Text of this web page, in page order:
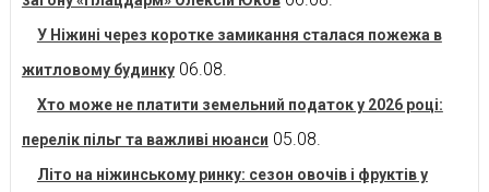
У Ніжині через коротке замикання сталася пожежа в
житловому будинку 06.08.
Хто може не платити земельний податок у 2026 році:
перелік пільг та важливі нюанси 05.08.
Літо на ніжинському ринку: сезон овочів і фруктів у